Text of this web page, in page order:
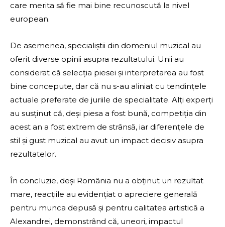
care merita să fie mai bine recunoscută la nivel
european.
De asemenea, specialiștii din domeniul muzical au
oferit diverse opinii asupra rezultatului. Unii au
considerat că selecția piesei și interpretarea au fost
bine concepute, dar că nu s-au aliniat cu tendințele
actuale preferate de juriile de specialitate. Alți experți
au susținut că, deși piesa a fost bună, competiția din
acest an a fost extrem de strânsă, iar diferențele de
stil și gust muzical au avut un impact decisiv asupra
rezultatelor.
În concluzie, deși România nu a obținut un rezultat
mare, reacțiile au evidențiat o apreciere generală
pentru munca depusă și pentru calitatea artistică a
Alexandrei, demonstrând că, uneori, impactul